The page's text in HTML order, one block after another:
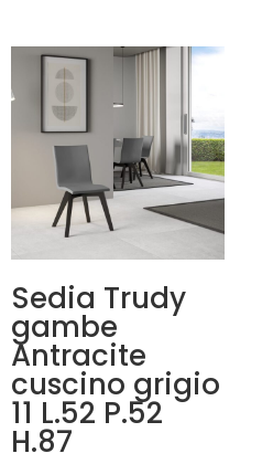
Sedia Trudy
gambe
Antracite
cuscino grigio
11 L.52 P.52
H.87